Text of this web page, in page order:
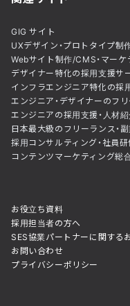
GIG サイト
UXデザイン・プロトタイプ
Webサイト制作/CMS・マー
デザイナー特化の採用支援サ
インフラエンジニア特化の採
エンジニア・デザイナーのフ
エンジニアの採用支援・人材
日本最大級のフリーランス・
採用コンサルティング・社員
コンテンツマーケティング総
お役立ち資料
採用担当者の方へ
SES協業パートナーに関する
お問い合わせ
プライバシーポリシー